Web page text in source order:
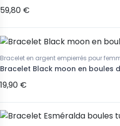
59,80 €
Bracelet en argent empierrés pour
Bracelet Black moon en boules
19,90 €